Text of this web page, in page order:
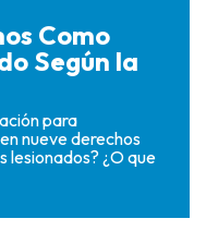
Como
Según la
para
nueve derechos
lesionados? ¿O que